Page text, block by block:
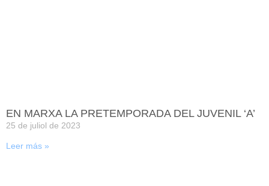
EN MARXA LA PRETEMPORADA DEL JUVENIL ‘A’
25 de juliol de 2023
Leer más »